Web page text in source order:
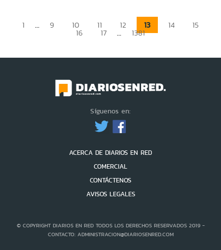
1 ... 9 10 11 12 13 14 15
16 17 ... 1381
Síguenos en:
ACERCA DE DIARIOS EN RED
COMERCIAL
CONTÁCTENOS
AVISOS LEGALES
© COPYRIGHT DIARIOS EN RED TODOS LOS DERECHOS RESERVADOS 2019 -
CONTACTO: ADMINISTRACION@DIARIOSENRED.COM